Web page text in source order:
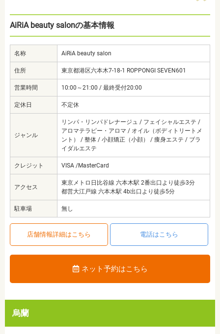
AiRiA beauty salonの基本情報
名称 AiRiA beauty salon
住所 東京都港区六本木7-18-1 ROPPONGI SEVEN601
営業時間 10:00～21:00 / 最終受付20:00
定休日 不定休
ジャンル
リンパ・リンパドレナージュ / フェイシャルエステ /
アロマテラピー・アロマ / オイル（ボディトリートメ
ント） / 整体 / 小顔矯正（小顔） / 痩身エステ / ブラ
イダルエステ
クレジット VISA /MasterCard
アクセス
東京メトロ日比谷線 六本木駅 2番出口より徒歩3分
都営大江戸線 六本木駅 4b出口より徒歩5分
駐車場 無し
店舗情報詳細はこちら 電話はこちら
ネット予約はこちら
烏蘭